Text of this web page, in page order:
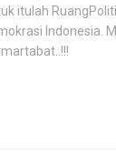
itulah
Indonesia.